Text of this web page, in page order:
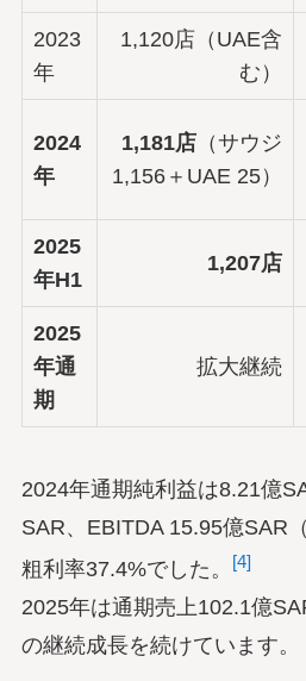
2023
年
1,120店（UAE含
む）
2024
年
1,181店（サウジ
1,156＋UAE 25）
2025
年H1
1,207店
2025
年通
期
拡大継続
2024年通期純利益は8.21億
SAR、EBITDA 15.95億SAR
粗利率37.4%でした。
[4]
2025年は通期売上102.1億
の継続成長を続けています。